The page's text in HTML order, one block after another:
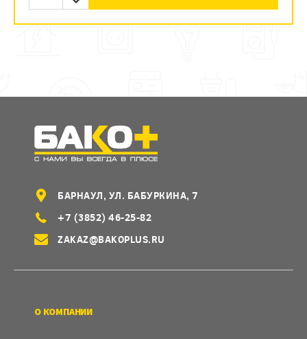
БАРНАУЛ, УЛ. БАБУРКИНА, 7
+7 (3852) 46-25-82
ZAKAZ@BAKOPLUS.RU
О КОМПАНИИ